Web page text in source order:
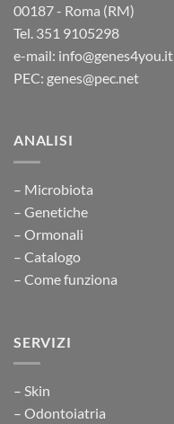
00187 - Roma (RM)
Tel. 351 9105298
e-mail: info@genes4you.it
PEC: genes@pec.net
ANALISI
– Microbiota
– Genetiche
– Ormonali
– Catalogo
– Come funziona
SERVIZI
– Skin
– Odontoiatria